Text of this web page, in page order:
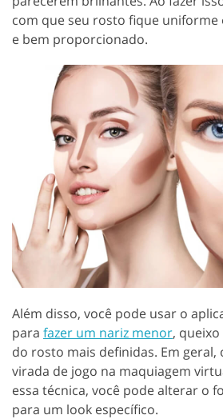
com que seu rosto fique uniforme
e bem proporcionado.
Além disso, você pode usar o
para fazer um nariz menor,
do rosto mais definidas. Em
virada de jogo na maquiagem
essa técnica, você pode alterar o
para um look específico.